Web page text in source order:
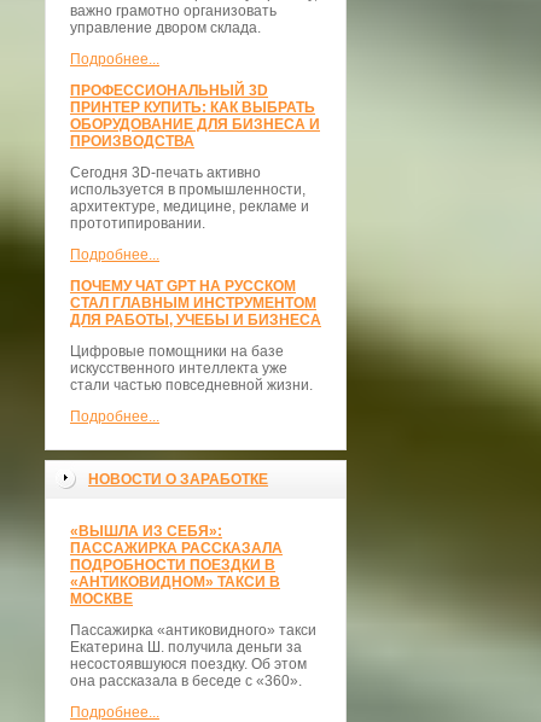
важно грамотно организовать
управление двором склада.
Подробнее...
ПРОФЕССИОНАЛЬНЫЙ 3D
ПРИНТЕР КУПИТЬ: КАК ВЫБРАТЬ
ОБОРУДОВАНИЕ ДЛЯ БИЗНЕСА И
ПРОИЗВОДСТВА
Сегодня 3D-печать активно
используется в промышленности,
архитектуре, медицине, рекламе и
прототипировании.
Подробнее...
ПОЧЕМУ ЧАТ GPT НА РУССКОМ
СТАЛ ГЛАВНЫМ ИНСТРУМЕНТОМ
ДЛЯ РАБОТЫ, УЧЕБЫ И БИЗНЕСА
Цифровые помощники на базе
искусственного интеллекта уже
стали частью повседневной жизни.
Подробнее...
НОВОСТИ О ЗАРАБОТКЕ
«ВЫШЛА ИЗ СЕБЯ»:
ПАССАЖИРКА РАССКАЗАЛА
ПОДРОБНОСТИ ПОЕЗДКИ В
«АНТИКОВИДНОМ» ТАКСИ В
МОСКВЕ
Пассажирка «антиковидного» такси
Екатерина Ш. получила деньги за
несостоявшуюся поездку. Об этом
она рассказала в беседе с «360».
Подробнее...